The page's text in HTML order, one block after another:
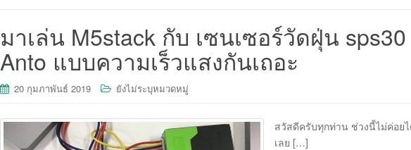
มาเล่น M5stack กับ เซนเซอร์วัดฝุ่น
Anto แบบความเร็วแสงกันเถอะ
20 กุมภาพันธ์ 2019 ยังไม่ระบุหมวดหมู่
สวัสดีครับทุกท่าน ช่วงนี้ไม่ค่อย
เลย […]